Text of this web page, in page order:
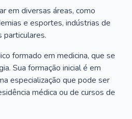
em diversas áreas, como
e esportes, indústrias de
particulares.
formado em medicina, que se
Sua formação inicial é em
especialização que pode ser
médica ou de cursos de